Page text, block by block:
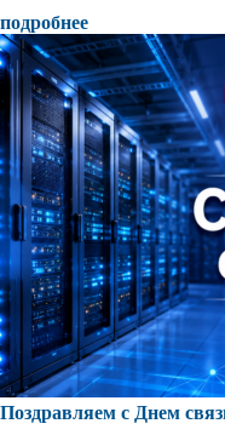
подробнее
Поздравляем с Днем